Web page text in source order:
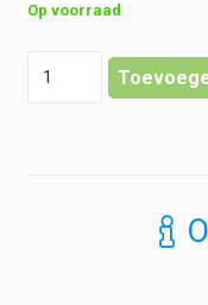
Op voorraad